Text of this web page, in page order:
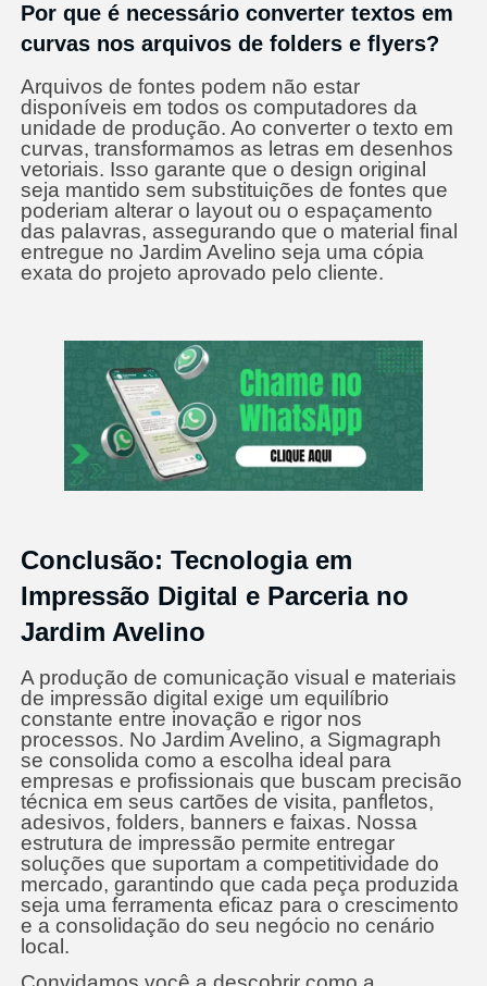
Por que é necessário converter textos em
curvas nos arquivos de folders e flyers?
Arquivos de fontes podem não estar
disponíveis em todos os computadores da
unidade de produção. Ao converter o texto em
curvas, transformamos as letras em desenhos
vetoriais. Isso garante que o design original
seja mantido sem substituições de fontes que
poderiam alterar o layout ou o espaçamento
das palavras, assegurando que o material final
entregue no Jardim Avelino seja uma cópia
exata do projeto aprovado pelo cliente.
Conclusão: Tecnologia em
Impressão Digital e Parceria no
Jardim Avelino
A produção de comunicação visual e materiais
de impressão digital exige um equilíbrio
constante entre inovação e rigor nos
processos. No Jardim Avelino, a Sigmagraph
se consolida como a escolha ideal para
empresas e profissionais que buscam precisão
técnica em seus cartões de visita, panfletos,
adesivos, folders, banners e faixas. Nossa
estrutura de impressão permite entregar
soluções que suportam a competitividade do
mercado, garantindo que cada peça produzida
seja uma ferramenta eficaz para o crescimento
e a consolidação do seu negócio no cenário
local.